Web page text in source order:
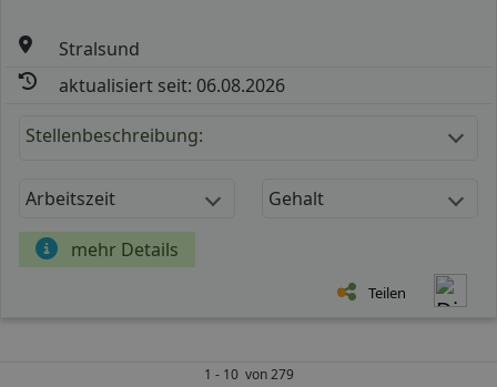
Stralsund
aktualisiert seit: 06.08.2026
Stellenbeschreibung:
Arbeitszeit Gehalt
mehr Details
Teilen
1 - 10 von 279